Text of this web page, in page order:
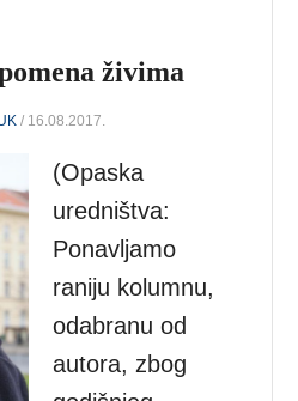
živima
/ 16.08.2017.
(Opaska
uredništva:
Ponavljamo
raniju kolumnu,
odabranu od
autora, zbog